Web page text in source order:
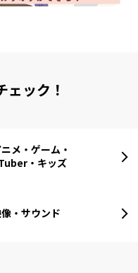
ェック！
ニメ・ゲーム・
・キッズ
像・サウンド